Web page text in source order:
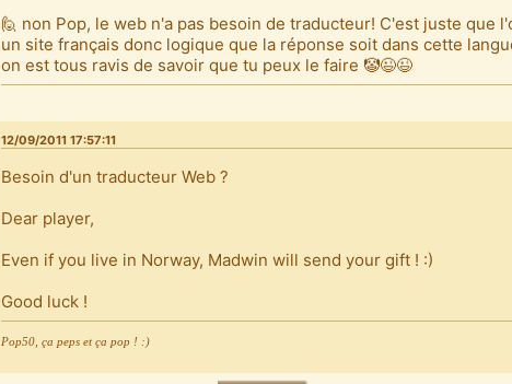
🙋 non Pop, le web n'a pas besoin de traducteur! C'est juste que
un site français donc logique que la réponse soit dans cette
on est tous ravis de savoir que tu peux le faire 🤡😉😉
12/09/2011 17:57:11
Besoin d'un traducteur Web ?
Dear player,
Even if you live in Norway, Madwin will send your gift ! :)
Good luck !
Pop50, ça peps et ça pop ! :)